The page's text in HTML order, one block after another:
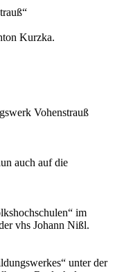
Kurzka.
Vohenstrauß
auch auf die
im
vhs Johann Nißl.
unter der